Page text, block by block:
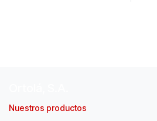
Nuestros productos